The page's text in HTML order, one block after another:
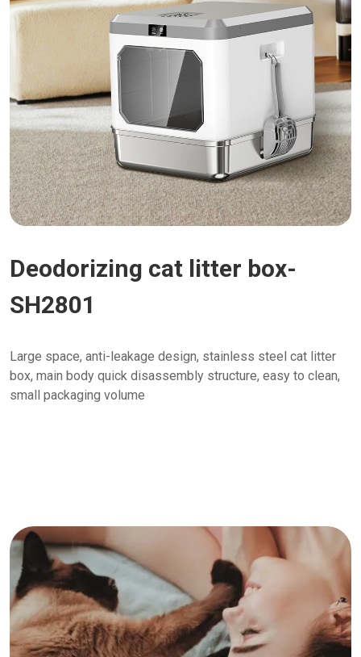
Deodorizing cat litter box-
SH2801
Large space, anti-leakage design, stainless steel cat litter
box, main body quick disassembly structure, easy to clean,
small packaging volume